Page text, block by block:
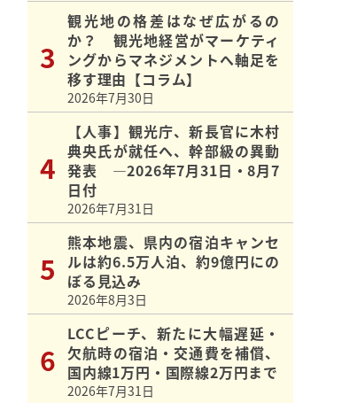
観光地の格差はなぜ広がるの
か？ 観光地経営がマーケティ
ングからマネジメントへ軸足を
移す理由【コラム】
2026年7月30日
【人事】観光庁、新長官に木村
典央氏が就任へ、幹部級の異動
発表 ―2026年7月31日・8月7
日付
2026年7月31日
熊本地震、県内の宿泊キャンセ
ルは約6.5万人泊、約9億円にの
ぼる見込み
2026年8月3日
LCCピーチ、新たに大幅遅延・
欠航時の宿泊・交通費を補償、
国内線1万円・国際線2万円まで
2026年7月31日